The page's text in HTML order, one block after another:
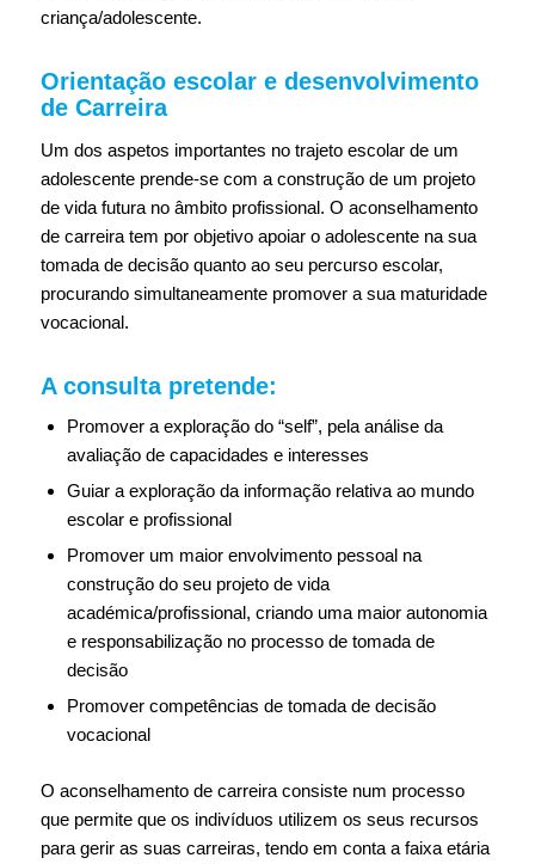
criança/adolescente.
Orientação escolar e desenvolvimento
de Carreira
Um dos aspetos importantes no trajeto escolar de um
adolescente prende-se com a construção de um projeto
de vida futura no âmbito profissional. O aconselhamento
de carreira tem por objetivo apoiar o adolescente na sua
tomada de decisão quanto ao seu percurso escolar,
procurando simultaneamente promover a sua maturidade
vocacional.
A consulta pretende:
Promover a exploração do “self”, pela análise da
avaliação de capacidades e interesses
Guiar a exploração da informação relativa ao mundo
escolar e profissional
Promover um maior envolvimento pessoal na
construção do seu projeto de vida
académica/profissional, criando uma maior autonomia
e responsabilização no processo de tomada de
decisão
Promover competências de tomada de decisão
vocacional
O aconselhamento de carreira consiste num processo
que permite que os indivíduos utilizem os seus recursos
para gerir as suas carreiras, tendo em conta a faixa etária